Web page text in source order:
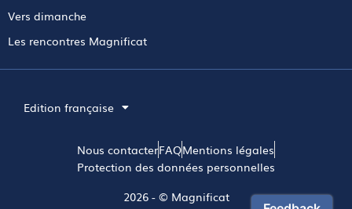
Vers dimanche
Les rencontres Magnificat
Edition française
Nous contacterFAQMentions légales
Protection des données personnelles
2026 - © Magnificat